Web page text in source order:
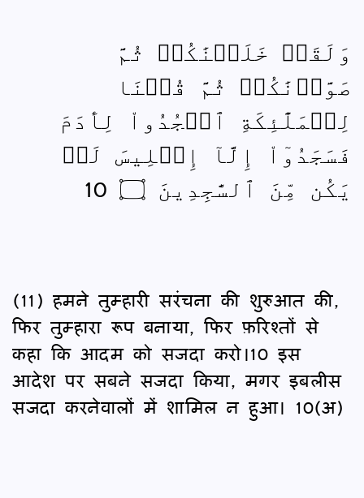
وَلَقَدۡ خَلَقۡنَٰكُمۡ ثُمَّ
صَوَّرۡنَٰكُمۡ ثُمَّ قُلۡنَا
لِلۡمَلَٰٓئِكَةِ ٱسۡجُدُواْ لِأٓدَمَ
فَسَجَدُوٓاْ إِلَّآ إِبۡلِيسَ لَمۡ
يَكُن مِّنَ ٱلسَّٰجِدِينَ ۝ 10
(11) हमने तुम्हारी सरंचना की शुरुआत की,
फिर तुम्हारा रूप बनाया, फिर फ़रिश्तों से
कहा कि आदम को सजदा करो।10 इस
आदेश पर सबने सजदा किया, मगर इबलीस
सजदा करनेवालों में शामिल न हुआ। 10(अ)